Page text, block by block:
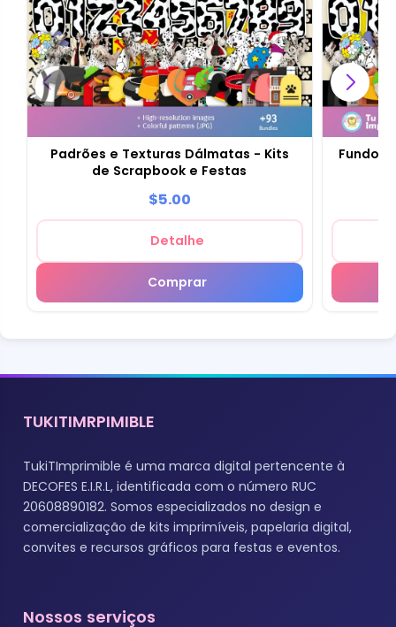
Padrões e Texturas Dálmatas - Kits
de Scrapbook e Festas
$5.00
Detalhe
Comprar
Fundos
TUKITIMRPIMIBLE
TukiTImprimible é uma marca digital pertencente à
DECOFES E.I.R.L, identificada com o número RUC
20608890182. Somos especializados no design e
comercialização de kits imprimíveis, papelaria digital,
convites e recursos gráficos para festas e eventos.
Nossos serviços